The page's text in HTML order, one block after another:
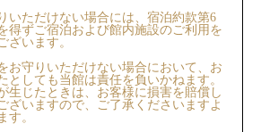
いただけない場合には、宿泊約款第6
得ずご宿泊および館内施設のご利用を
ざいます。
お守りいただけない場合において、お
としても当館は責任を負いかねます。
生じたときは、お客様に損害を賠償し
ざいますので、ご了承くださいますよ
す。